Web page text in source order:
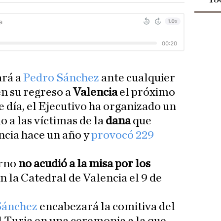
aPedro Sánchez ante cualquier
su regreso aValenciael próximo
día, el Ejecutivo ha organizado un
a las víctimas de la danaque
hace un año yprovocó 229
no acudió a la misa por los
la Catedral de Valencia el 9 de
encabezará la comitiva del